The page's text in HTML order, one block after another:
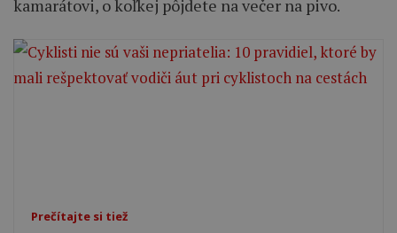
kamarátovi, o koľkej pôjdete na večer na pivo.
Prečítajte si tiež